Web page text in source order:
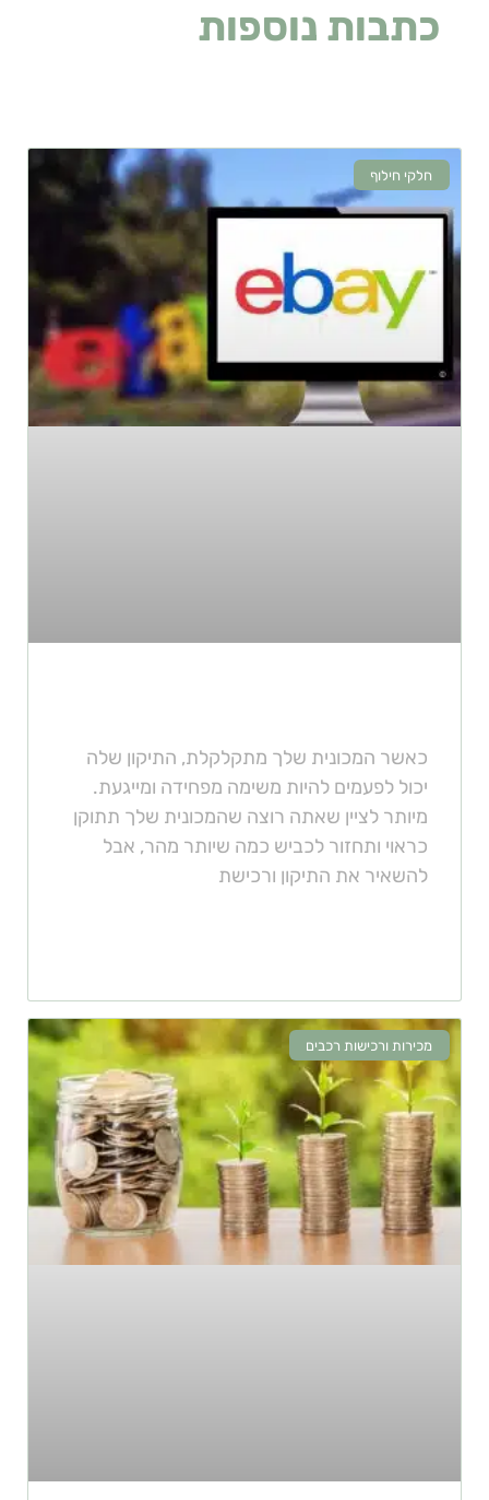
כתבות נוספות
חלקי חילוף
כאשר המכונית שלך מתקלקלת, התיקון שלה
יכול לפעמים להיות משימה מפחידה ומייגעת.
מיותר לציין שאתה רוצה שהמכונית שלך תתוקן
כראוי ותחזור לכביש כמה שיותר מהר, אבל
להשאיר את התיקון ורכישת
מכירות ורכישות רכבים